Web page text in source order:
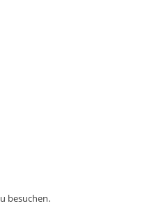
besuchen.